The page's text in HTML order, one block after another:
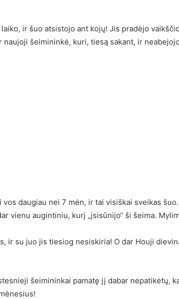
ir šuo atsistojo ant kojų! Jis pradėjo
naujoji šeimininkė, kuri, tiesą sakant, ir
vos daugiau nei 7 mėn, ir tai visiškai sveikas
vienu augintiniu, kurį „įsisūnijo“ ši šeima.
ir su juo jis tiesiog nesiskiria! O dar Houji
šeimininkai pamatę jį dabar nepatikėtų,